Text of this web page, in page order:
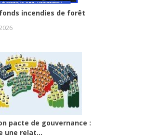
incendies de forêt
pacte de gouvernance :
une relat...